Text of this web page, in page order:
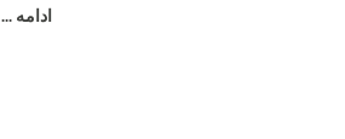
ادامه ...